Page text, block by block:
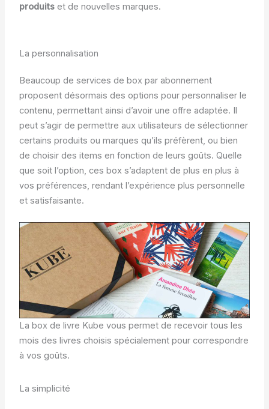
produitset de nouvelles marques.
La personnalisation
Beaucoup de services de box par abonnement
proposent désormais des options pour personnaliser le
contenu, permettant ainsi d’avoir une offre adaptée. Il
peut s’agir de permettre aux utilisateurs de sélectionner
certains produits ou marques qu’ils préfèrent, ou bien
de choisir des items en fonction de leurs goûts. Quelle
que soit l’option, ces box s’adaptent de plus en plus à
vos préférences, rendant l’expérience plus personnelle
et satisfaisante.
La box de livre Kube vous permet de recevoir tous les
mois des livres choisis spécialement pour correspondre
à vos goûts.
La simplicité